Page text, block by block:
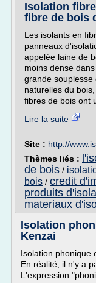
Isolation
fibre de bois
Les isolants en
panneaux
appelée laine de
moins dense
grande
naturelles du
fibres de bois ont
Lire la suite
Site : http://
Thèmes liés :
de bois /
bois / credit
produits
materiaux
Isolation
Kenzai
Isolation phonique
En réalité, il n'y a
L'expression